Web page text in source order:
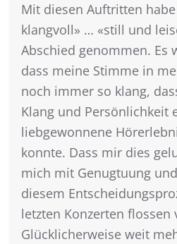
Mit diesen Auftritten
klangvoll» … «still und
Abschied genommen. Es
dass meine Stimme in
noch immer so klang,
Klang und Persönlichkeit
liebgewonnene
konnte. Dass mir dies
mich mit Genugtuung
diesem
letzten Konzerten flossen
Glücklicherweise weit